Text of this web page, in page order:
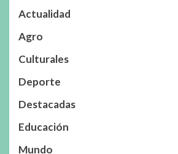
Actualidad
Agro
Culturales
Deporte
Destacadas
Educación
Mundo